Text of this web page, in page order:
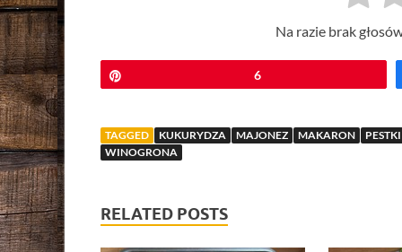
Na razie brak
6
TAGGED KUKURYDZA MAJONEZ MAKARON
WINOGRONA
RELATED POSTS